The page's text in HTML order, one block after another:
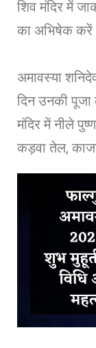
शिव मंदिर में
का अभिषेक करें
अमावस्या
दिन उनकी
मंदिर में नीले
कड़वा तेल,